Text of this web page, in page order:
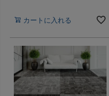
カートに入れる